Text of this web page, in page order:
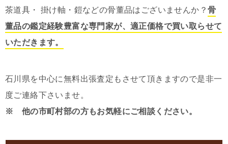
茶道具・ 掛け軸・鎧などの骨董品はございませんか？ 骨
董品の鑑定経験豊富な専門家が、適正価格で買い取らせて
いただきます。
石川県を中心に無料出張査定もさせて頂きますので是非一
度ご連絡下さいませ。
※ 他の市町村部の方もお気軽にご相談ください。